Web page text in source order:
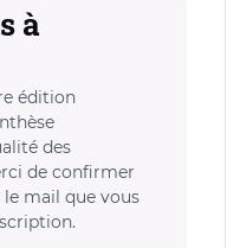
à
édition
des
de confirmer
mail que vous